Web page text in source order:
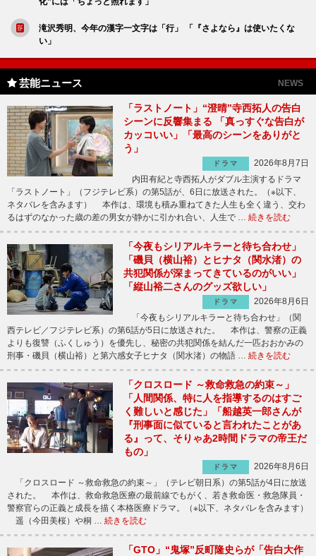
滝沢秀明、今年の漢字一文字は「行」 「『さよなら』は使いたくな
い」
芸能ニュース NEWS
「ラストノート」“澄晴”寺西拓人の告白
シーンに反響集まる 「真っすぐな告白が
カッコいい」「最高のシーンをありがと
う」
ドラマ
2026年8月7日
内田有紀と寺西拓人がダブル主演するドラマ
「ラストノート」（フジテレビ系）の第5話が、6日に放送された。（※以下、
ネタバレを含みます） 本作は、環境も積み重ねてきた人生も全く違う、交わ
るはずのなかった歳の差の男女が静かに引かれ合い、人生で … 続きを読む
「今夜もシリアルキラーと待ち合わせ」
「磯貝（横山裕）とヒナタ（関水渚）の
共犯関係が深まってきているのがいい」
「縦山裕二さんのグッズ欲しい」
ドラマ
2026年8月6日
「今夜もシリアルキラーと待ち合わせ」（関
西テレビ／フジテレビ系）の第6話が5日に放送された。 本作は、警察の正義
よりも復讐（ふくしゅう）を優先し、秘密の共犯関係を結んだ一匹おおかみの
刑事・磯貝（横山裕）と第六感女子ヒナタ（関水渚）の物語 … 続きを読む
「クロスロード ～救命救急の約束～」
「人間関係、特に人を指導するのはすご
く難しいと感じた」「船越英一郎さんが
『刑事面に似ていると言われたことがあ
る』って、そりゃあ2時間ドラマの帝王だ
もの」
ドラマ
2026年8月6日
「クロスロード ～救命救急の約束～」（テレビ朝日系）の第5話が4日に放送
された。 本作は、救命救急医療の最前線でもがく、若き救命医・救急隊員・
警察官らの正義と成長を描く本格医療ドラマ。（※以下、ネタバレを含みます）
遥（今田美桜）や桐 … 続きを読む
「GTO」“鬼塚”反町隆史らが「告白大作